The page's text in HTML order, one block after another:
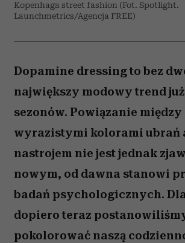
Kopenhaga street fashion (Fot. Spotlight.
Launchmetrics/Agencja FREE)
Dopamine dressing to bez
największy modowy trend
sezonów. Powiązanie między
wyrazistymi kolorami ubrań
nastrojem nie jest jednak
nowym, od dawna stanowi
badań psychologicznych.
dopiero teraz
pokolorować naszą